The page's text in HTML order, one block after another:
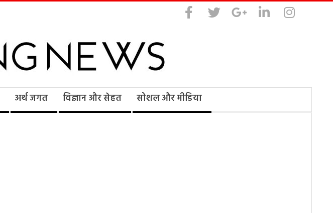
अर्थ जगत विज्ञान और सेहत सोशल और मीडिया